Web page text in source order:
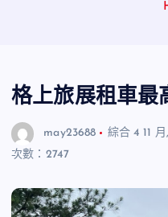
格上旅展租車最
may23688 綜合 4 11
次數：2747